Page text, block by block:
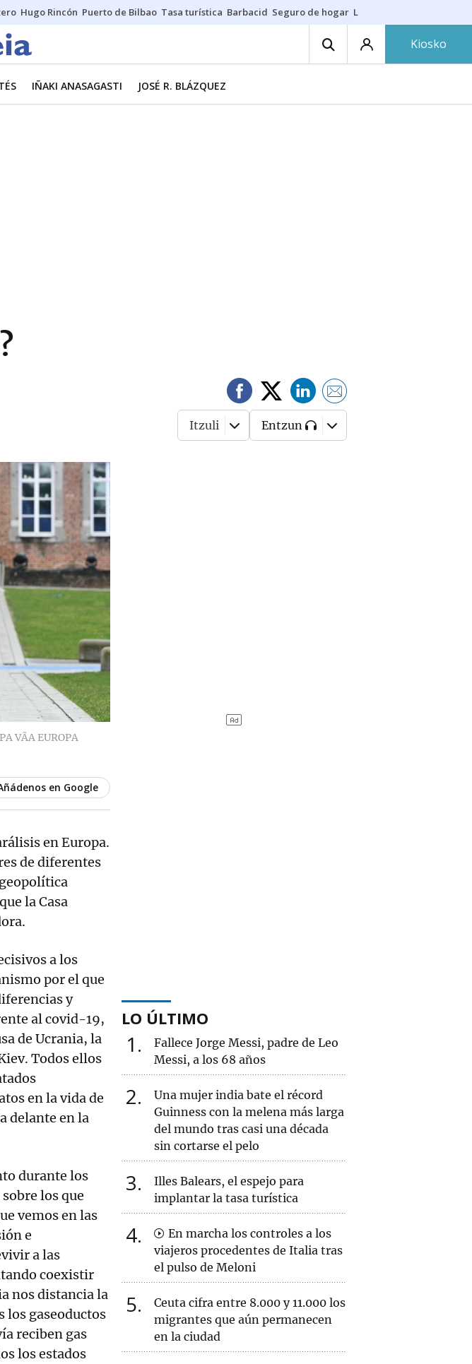
Hugo Rincón Puerto de Bilbao Tasa turística Barbacid Seguro de hogar Lío Athletic-Osasuna
Kiosko
IÑAKI ANASAGASTI JOSÉ R. BLÁZQUEZ
Itzuli Entzun
VÃ­A EUROPA
en Google
en Europa.
de diferentes
la Casa
a los
por el que
y
al covid-19,
de Ucrania, la
Todos ellos
en la vida de
delante en la
durante los
los que
vemos en las
e
a las
coexistir
nos distancia la
los gaseoductos
reciben gas
los estados
LO ÚLTIMO
1
Fallece Jorge Messi, padre de Leo
Messi, a los 68 años
2
Una mujer india bate el récord
Guinness con la melena más larga
del mundo tras casi una década
sin cortarse el pelo
3
Illes Balears, el espejo para
implantar la tasa turística
4
En marcha los controles a los
viajeros procedentes de Italia tras
el pulso de Meloni
5
Ceuta cifra entre 8.000 y 11.000 los
migrantes que aún permanecen
en la ciudad